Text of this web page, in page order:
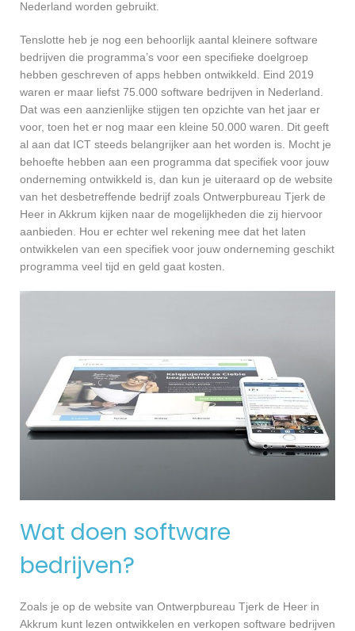
Nederland worden gebruikt.
Tenslotte heb je nog een behoorlijk aantal kleinere software
bedrijven die programma’s voor een specifieke doelgroep
hebben geschreven of apps hebben ontwikkeld. Eind 2019
waren er maar liefst 75.000 software bedrijven in Nederland.
Dat was een aanzienlijke stijgen ten opzichte van het jaar er
voor, toen het er nog maar een kleine 50.000 waren. Dit geeft
al aan dat ICT steeds belangrijker aan het worden is. Mocht je
behoefte hebben aan een programma dat specifiek voor jouw
onderneming ontwikkeld is, dan kun je uiteraard op de website
van het desbetreffende bedrijf zoals Ontwerpbureau Tjerk de
Heer in Akkrum kijken naar de mogelijkheden die zij hiervoor
aanbieden. Hou er echter wel rekening mee dat het laten
ontwikkelen van een specifiek voor jouw onderneming geschikt
programma veel tijd en geld gaat kosten.
Wat doen software
bedrijven?
Zoals je op de website van Ontwerpbureau Tjerk de Heer in
Akkrum kunt lezen ontwikkelen en verkopen software bedrijven